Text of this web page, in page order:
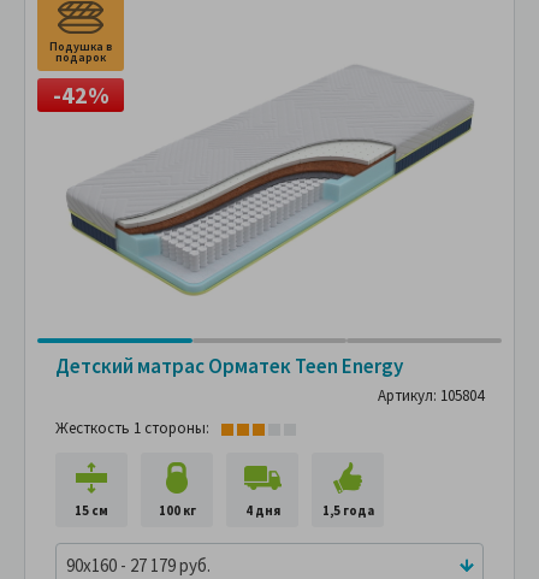
Подушка в
подарок
-42%
Детский матрас Орматек Teen Energy
Артикул: 105804
Жесткость 1 стороны:
15 см 100 кг 4 дня 1,5 года
90x160 - 27 179 руб.